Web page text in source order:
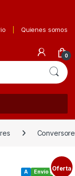
Quienes somos
0
Envío gratis
A Oferta